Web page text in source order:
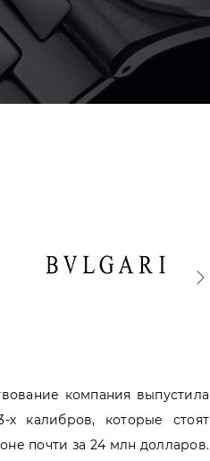
компания выпустила
калибров, которые стоят
почти за 24 млн долларов.